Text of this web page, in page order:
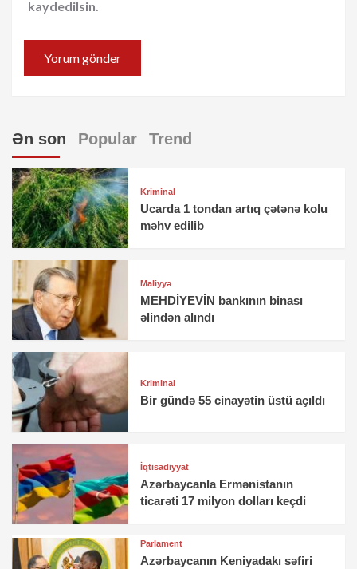
kaydedilsin.
Ən son Popular Trend
Kriminal
Ucarda 1 tondan artıq çətənə kolu
məhv edilib
Maliyyə
MEHDİYEVİN bankının binası
əlindən alındı
Kriminal
Bir gündə 55 cinayətin üstü açıldı
İqtisadiyyat
Azərbaycanla Ermənistanın
ticarəti 17 milyon dolları keçdi
Parlament
Azərbaycanın Keniyadakı səfiri